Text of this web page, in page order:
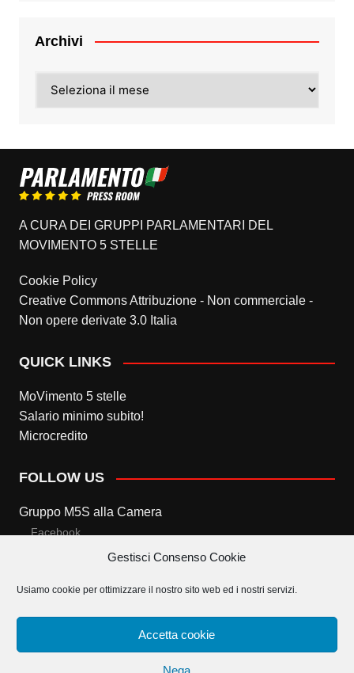
Gestisci Consenso Cookie
Usiamo cookie per ottimizzare il nostro sito web ed i nostri servizi.
Accetta cookie
Nega
Archivi
A CURA DEI GRUPPI PARLAMENTARI DEL
MOVIMENTO 5 STELLE
Cookie Policy
Creative Commons Attribuzione - Non commerciale -
Non opere derivate 3.0 Italia
QUICK LINKS
MoVimento 5 stelle
Salario minimo subito!
Microcredito
FOLLOW US
Gruppo M5S alla Camera
Facebook
Twitter